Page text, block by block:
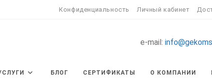
Конфиденциальность Личный кабинет
e-mail:
БЛОГ СЕРТИФИКАТЫ О КОМПАНИИ